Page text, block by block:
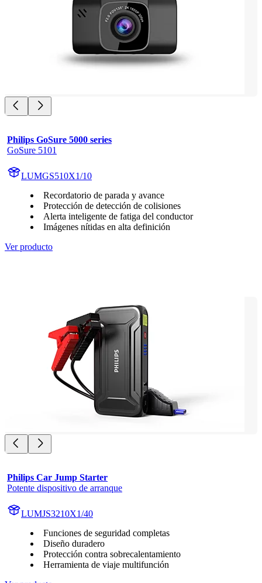
Philips GoSure 5000 series
GoSure 5101
LUMGS510X1/10
Recordatorio de parada y avance
Protección de detección de colisiones
Alerta inteligente de fatiga del conductor
Imágenes nítidas en alta definición
Ver producto
Philips Car Jump Starter
Potente dispositivo de arranque
LUMJS3210X1/40
Funciones de seguridad completas
Diseño duradero
Protección contra sobrecalentamiento
Herramienta de viaje multifunción